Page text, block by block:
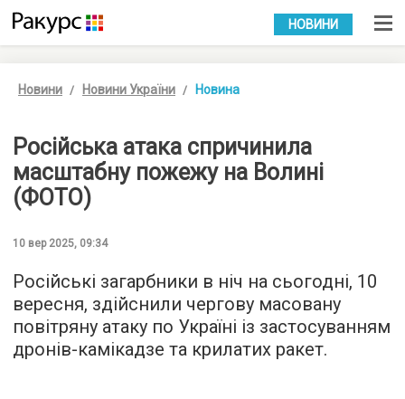
УКР РУС
НОВИНИ
Новини Новини України Новина
Російська атака спричинила
масштабну пожежу на Волині
(ФОТО)
10 вер 2025, 09:34
Російські загарбники в ніч на сьогодні, 10
вересня, здійснили чергову масовану
повітряну атаку по Україні із застосуванням
дронів-камікадзе та крилатих ракет.